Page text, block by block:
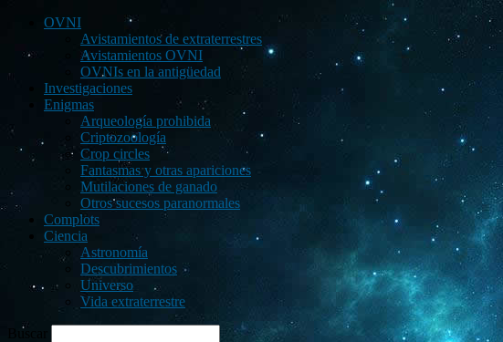
OVNI
Avistamientos de extraterrestres
Avistamientos OVNI
OVNIs en la antigüedad
Investigaciones
Enigmas
Arqueología prohibida
Criptozoología
Crop circles
Fantasmas y otras apariciones
Mutilaciones de ganado
Otros sucesos paranormales
Complots
Ciencia
Astronomía
Descubrimientos
Universo
Vida extraterrestre
Buscar